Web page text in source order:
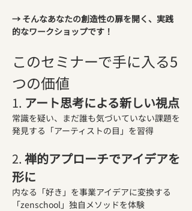
→ そんなあなたの創造性の扉を開く、実践
的なワークショップです！
このセミナーで手に入る5
つの価値
1. アート思考による新しい視点
常識を疑い、まだ誰も気づいていない課題を
発見する「アーティストの目」を習得
2. 禅的アプローチでアイデアを
形に
内なる「好き」を事業アイデアに変換する
「zenschool」独自メソッドを体験